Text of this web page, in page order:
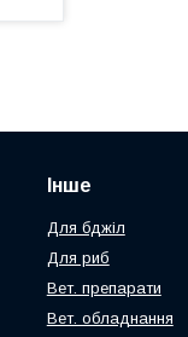
Інше
Для бджіл
Для риб
Вет. препарати
Вет. обладнання